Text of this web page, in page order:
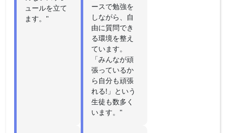
ュールを立て
ます。"
ースで勉強を
しながら、自
由に質問でき
る環境を整え
ています。
「みんなが頑
張っているか
ら自分も頑張
れる!」という
生徒も数多く
います。"